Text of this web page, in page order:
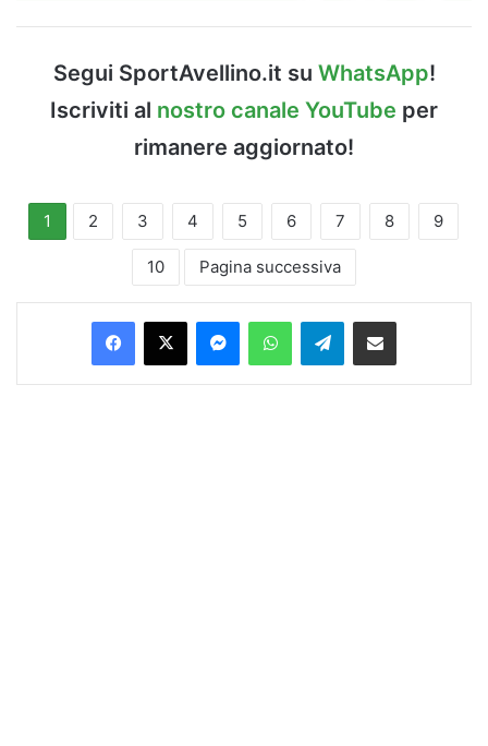
Segui SportAvellino.it su WhatsApp!
Iscriviti al nostro canale YouTube per
rimanere aggiornato!
1 2 3 4 5 6 7 8 9
10 Pagina successiva
Facebook
X MessengerWhatsAppTelegramCondividi via Email